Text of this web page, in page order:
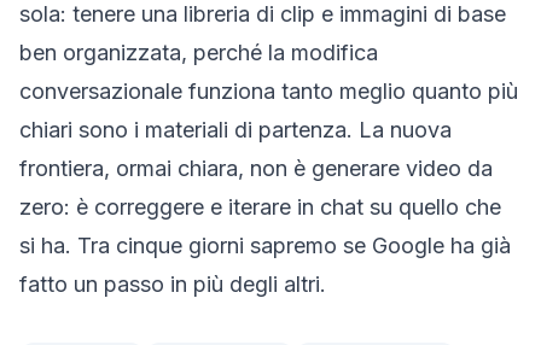
sola: tenere una libreria di clip e immagini di base
ben organizzata, perché la modifica
conversazionale funziona tanto meglio quanto più
chiari sono i materiali di partenza. La nuova
frontiera, ormai chiara, non è generare video da
zero: è correggere e iterare in chat su quello che
si ha. Tra cinque giorni sapremo se Google ha già
fatto un passo in più degli altri.